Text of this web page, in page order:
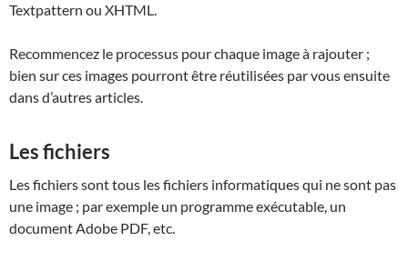
Textpattern ou XHTML.
Recommencez le processus pour chaque image à rajouter ;
bien sur ces images pourront être réutilisées par vous ensuite
dans d’autres articles.
Les fichiers
Les fichiers sont tous les fichiers informatiques qui ne sont pas
une image ; par exemple un programme exécutable, un
document Adobe PDF, etc.